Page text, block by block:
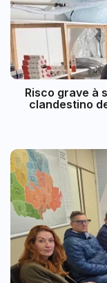
Risco grave à
clandestino